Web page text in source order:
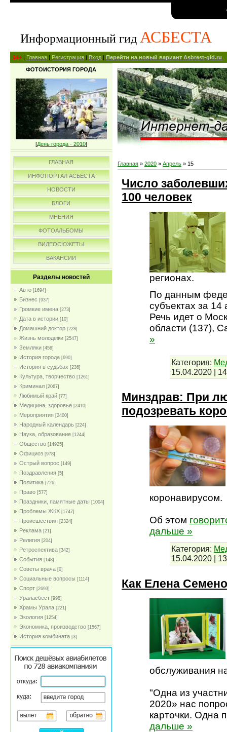
Информационный гид АСБЕСТА
14+ | Главная | Регистрация | Вход | Перейти на новый вариант Asbrest-gid.ru
ФОТОИСТОРИЯ ГОРОДА
[День города - 2010]
ГЛАВНАЯ
ИНФОПОРТАЛ АСБЕСТА
НОВОСТИ
БЛОГИ
МНЕНИЯ
ФОТОАЛЬБОМЫ
ВИДЕОСЮЖЕТЫ
ВАКАНСИИ
Разделы новостей
Авто [1694]
Бизнес [937]
Громкие имена [273]
Дата в истории [10]
Домашний доктор [228]
Жизнь молодежи [2547]
Земляки [456]
История города [690]
История в судьбах [236]
Культура, творчество [1261]
Криминал [2067]
Любимый край [77]
Медицина, здоровье [2410]
Мероприятия [2400]
Народный календарь [224]
Наука, образование [1244]
Общество [14925]
Официоз [978]
Острый вопрос [149]
Поздравления [5]
Политика [726]
Право [577]
Праздники, памятные даты [1004]
Проблемы ЖКХ [1747]
Проиcшествия [2324]
Реклама [21]
Религия [204]
Ретроспектива [342]
События [148]
Советы врача [0]
Социальные вопросы [1114]
Спорт [2693]
Ураласбест [998]
Храмы Урала [221]
Экология [1254]
Экономика, производство [1567]
История комбината [3]
Главная » 2020 » Апрель » 15
Число
100 человек
регионах.
По данным
субъектах за
Речь идет о
области (137),
»
Категория:
15.04.2020 |
Минздрав: При
подозревать
коронавирусом.
Об этом
дальше »
Категория:
15.04.2020 |
Как Елена
обслуживания
"Одна из
2020» нас
карточки. Одна
дальше »